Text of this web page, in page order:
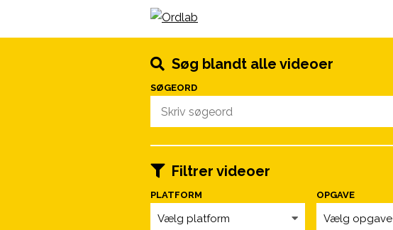
Spring til indhold
Søg blandt alle videoer
SØGEORD
Filtrer videoer
PLATFORM
Vælg platform
OPGAVE
Vælg opgave